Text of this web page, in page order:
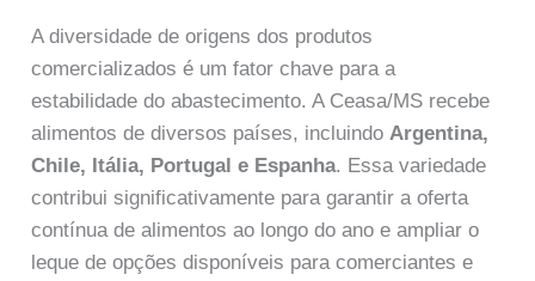
A diversidade de origens dos produtos
comercializados é um fator chave para a
estabilidade do abastecimento. A Ceasa/MS recebe
alimentos de diversos países, incluindo Argentina,
Chile, Itália, Portugal e Espanha. Essa variedade
contribui significativamente para garantir a oferta
contínua de alimentos ao longo do ano e ampliar o
leque de opções disponíveis para comerciantes e